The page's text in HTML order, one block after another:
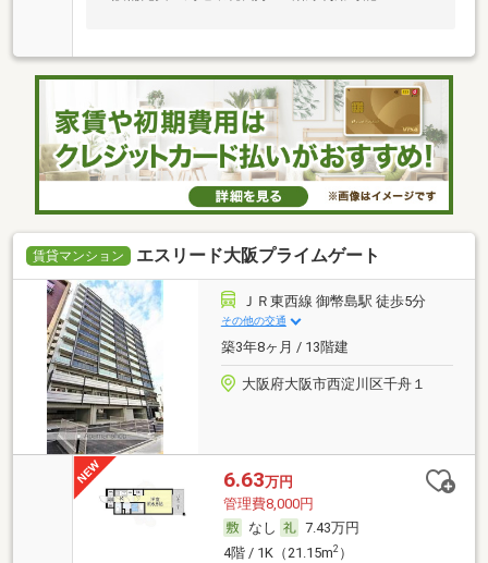
賃貸マンション エスリード大阪プライムゲート
ＪＲ東西線 御幣島駅 徒歩5分
その他の交通
築3年8ヶ月 / 13階建
大阪府大阪市西淀川区千舟１
6.63万円
管理費8,000円
なし
7.43万円
4階 / 1K（21.15m2）